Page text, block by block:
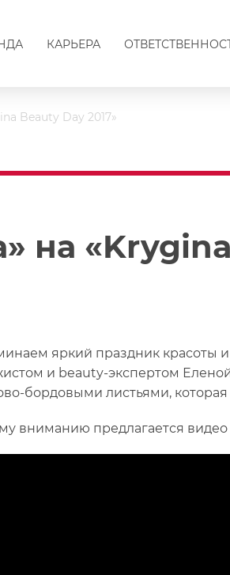
КАРЬЕРА
Beauty Day 2017»
на
яркий праздник красоты
и beauty-экспертом
бордовыми листьями,
вниманию предлагается видео